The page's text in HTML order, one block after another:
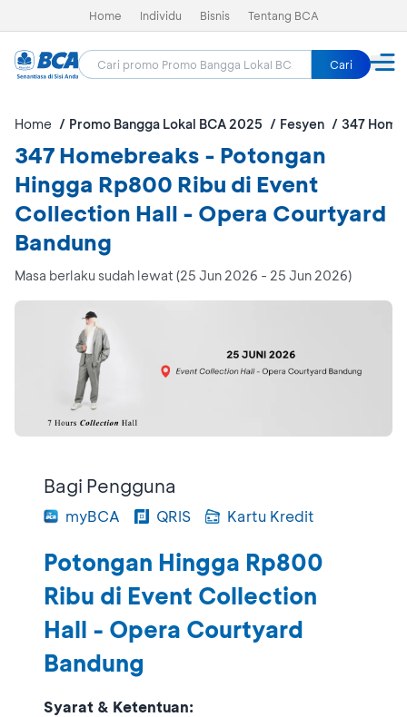
Home Individu Bisnis Tentang BCA
Cari
Home Promo Bangga Lokal BCA 2025 Fesyen 347
347 Homebreaks - Potongan
Hingga Rp800 Ribu di Event
Collection Hall - Opera Courtyard
Bandung
Masa berlaku sudah lewat (25 Jun 2026 - 25 Jun 2026)
Bagi Pengguna
myBCA QRIS Kartu Kredit
Potongan Hingga Rp800
Ribu di Event Collection
Hall - Opera Courtyard
Bandung
Syarat & Ketentuan: